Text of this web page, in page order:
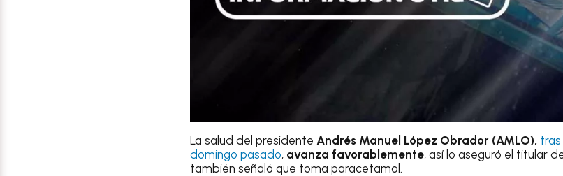
La salud del presidente Andrés Manuel López Obrador (AMLO), tras
domingo pasado, avanza favorablemente, así lo aseguró el titular
también señaló que toma paracetamol.